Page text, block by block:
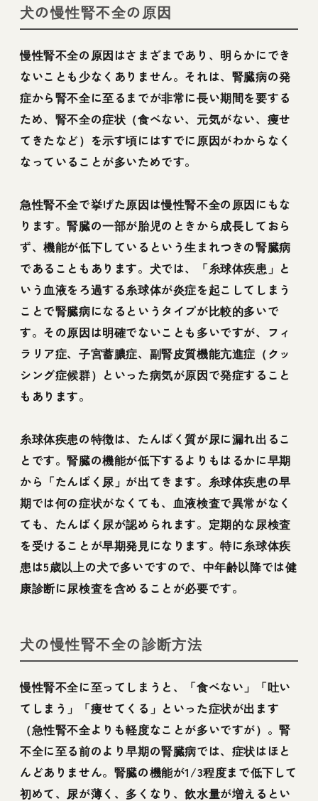
犬の慢性腎不全の原因
慢性腎不全の原因はさまざまであり、明らかにでき
ないことも少なくありません。それは、腎臓病の発
症から腎不全に至るまでが非常に長い期間を要する
ため、腎不全の症状（食べない、元気がない、痩せ
てきたなど）を示す頃にはすでに原因がわからなく
なっていることが多いためです。
急性腎不全で挙げた原因は慢性腎不全の原因にもな
ります。腎臓の一部が胎児のときから成長しておら
ず、機能が低下しているという生まれつきの腎臓病
であることもあります。犬では、「糸球体疾患」と
いう血液をろ過する糸球体が炎症を起こしてしまう
ことで腎臓病になるというタイプが比較的多いで
す。その原因は明確でないことも多いですが、フィ
ラリア症、子宮蓄膿症、副腎皮質機能亢進症（クッ
シング症候群）といった病気が原因で発症すること
もあります。
糸球体疾患の特徴は、たんぱく質が尿に漏れ出るこ
とです。腎臓の機能が低下するよりもはるかに早期
から「たんぱく尿」が出てきます。糸球体疾患の早
期では何の症状がなくても、血液検査で異常がなく
ても、たんぱく尿が認められます。定期的な尿検査
を受けることが早期発見になります。特に糸球体疾
患は5歳以上の犬で多いですので、中年齢以降では健
康診断に尿検査を含めることが必要です。
犬の慢性腎不全の診断方法
慢性腎不全に至ってしまうと、「食べない」「吐い
てしまう」「痩せてくる」といった症状が出ます
（急性腎不全よりも軽度なことが多いですが）。腎
不全に至る前のより早期の腎臓病では、症状はほと
んどありません。腎臓の機能が1/3程度まで低下して
初めて、尿が薄く、多くなり、飲水量が増えるとい